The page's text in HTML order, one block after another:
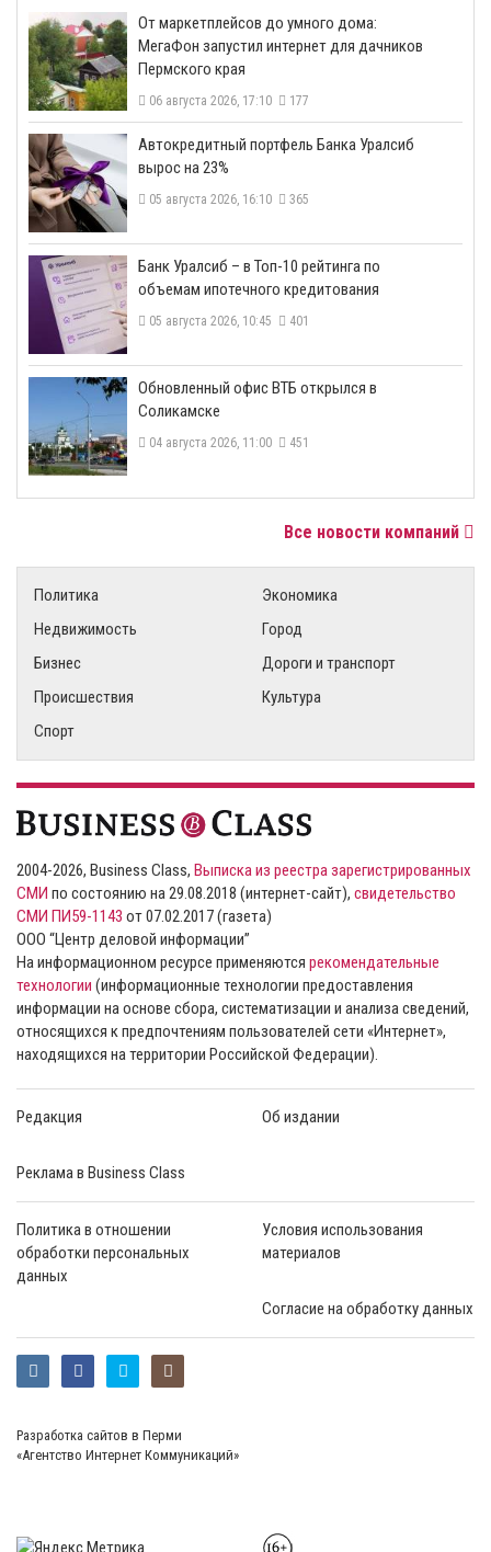
От маркетплейсов до умного дома:
МегаФон запустил интернет для дачников
Пермского края
06 августа 2026, 17:10 177
​Автокредитный портфель Банка Уралсиб
вырос на 23%
05 августа 2026, 16:10 365
​Банк Уралсиб – в Топ-10 рейтинга по
объемам ипотечного кредитования
05 августа 2026, 10:45 401
​Обновленный офис ВТБ открылся в
Соликамске
04 августа 2026, 11:00 451
Все новости компаний
Политика
Экономика
Недвижимость
Город
Бизнес
Дороги и транспорт
Происшествия
Культура
Спорт
2004-2026, Business Class, Выписка из реестра зарегистрированных
СМИ по состоянию на 29.08.2018 (интернет-сайт), свидетельство
СМИ ПИ59-1143 от 07.02.2017 (газета)
ООО “Центр деловой информации”
На информационном ресурсе применяются рекомендательные
технологии (информационные технологии предоставления
информации на основе сбора, систематизации и анализа сведений,
относящихся к предпочтениям пользователей сети «Интернет»,
находящихся на территории Российской Федерации).
Редакция Об издании
Реклама в Business Class
Политика в отношении
обработки персональных
данных
Условия использования
материалов
Согласие на обработку данных
Разработка сайтов в Перми
«Агентство Интернет Коммуникаций»